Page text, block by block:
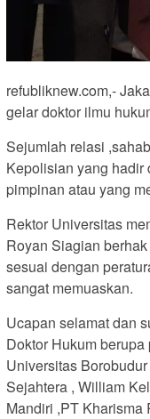
refubliknew.com,-
gelar doktor ilmu
Sejumlah relasi
Kepolisian yang hadir
pimpinan atau yang
Rektor Universitas
Royan Siagian
sesuai dengan
sangat memuaskan.
Ucapan selamat dan
Doktor Hukum
Universitas
Sejahtera , William
Mandiri ,PT